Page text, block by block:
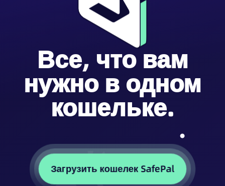
Все, что вам
нужно в одном
кошельке.
Загрузить кошелек SafePal